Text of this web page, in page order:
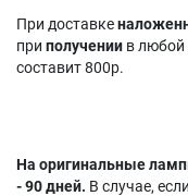
Barco OVERVIEW
CDG67
Barco OVERVIEW
При доставке
при получении в любой
составит 800р.
На оригинальные
- 90 дней. В случае,